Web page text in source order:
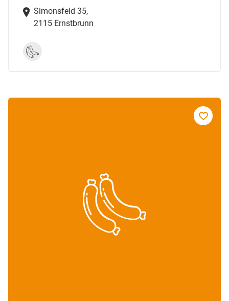
Simonsfeld 35,
2115 Ernstbrunn